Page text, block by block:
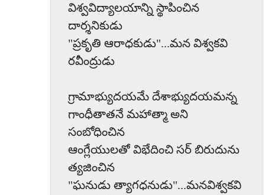
విశ్వవిద్యాలయాన్ని స్థాపించిన
దార్శనికుడు
"ప్రకృతి ఆరాధకుడు"...మన విశ్వకవి
రవీంద్రుడు
గ్రామాభ్యుదయమే దేశాభ్యుదయమన్న
గాంధీతాతనే మహాత్మా అని
సంబోధించిన
ఆంగ్లేయులతో విభేదించి సర్ బిరుదును
త్యజించిన
"ఘనుడు త్యాగధనుడు"...మనవిశ్వకవి